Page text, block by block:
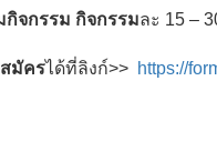
กิจกรรม กิจกรรมละ 15 –
มัครได้ที่ลิงก์>> https://